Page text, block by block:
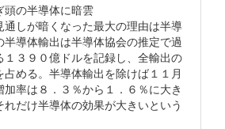
の半導体に暗雲
通しが暗くなった最大の理由は半導
半導体輸出は半導体協会の推定で過
１３９０億ドルを記録し、全輸出の
占める。半導体輸出を除けば１１月
加率は８．３％から１．６％に大き
れだけ半導体の効果が大きいという